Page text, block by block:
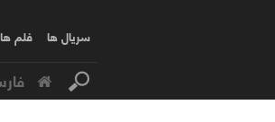
سریال ها فلم ها